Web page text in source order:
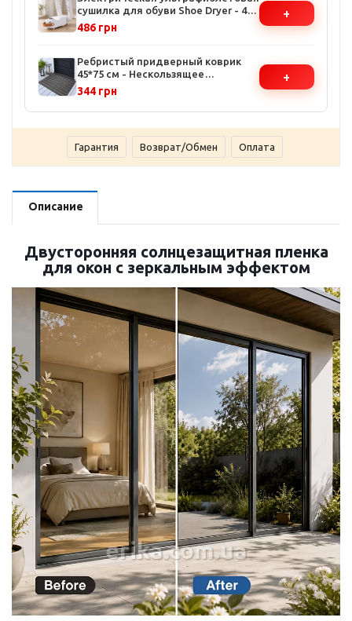
сушилка для обуви Shoe Dryer - 4
режима таймера, температура до
48°C, белая
486 грн
+
Ребристый придверный коврик
45*75 см - Нескользящее
резиновое основание, влаго- и
грязезадерживающая
поверхность
344 грн
+
Гарантия Возврат/Обмен Оплата
Описание
Двусторонняя солнцезащитная пленка
для окон с зеркальным эффектом
erika.com.ua